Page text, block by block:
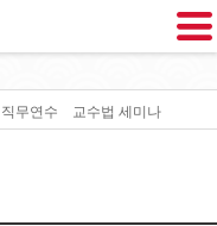
직무연수 교수법 세미나